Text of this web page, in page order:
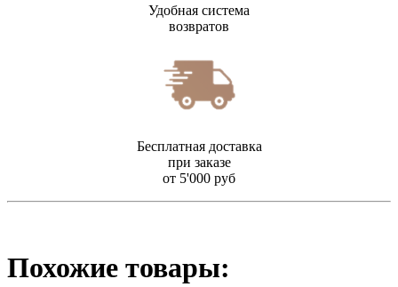
Удобная система
возвратов
Бесплатная доставка
при заказе
от 5'000 руб
Похожие товары: